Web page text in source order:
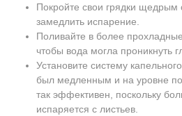
Покройте свои грядки щедрым
замедлить испарение.
Поливайте в более
чтобы вода могла проникнуть
Установите систему
был медленным и на уровне
так эффективен, поскольку
испаряется с листьев.